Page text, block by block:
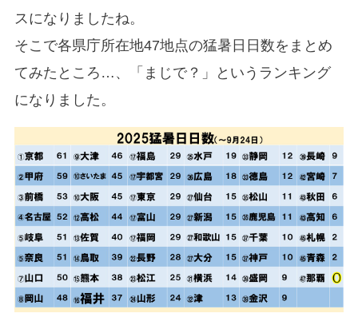
スになりましたね。
そこで各県庁所在地47地点の猛暑日日数をまとめ
てみたところ…、「まじで？」というランキング
になりました。